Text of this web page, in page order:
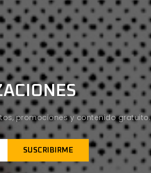
promociones y contenido gratuito.